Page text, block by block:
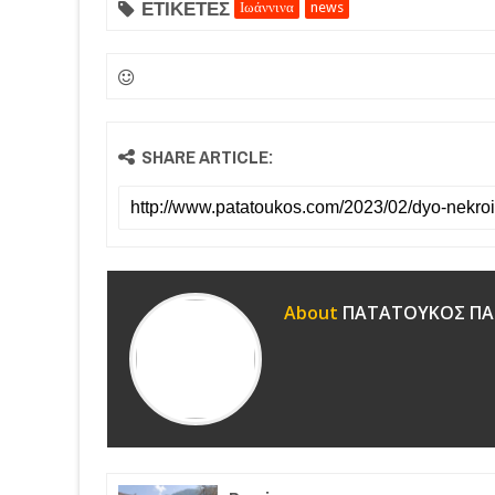
ΕΤΙΚΕΤΕΣ Ιωάννινα news
SHARE ARTICLE:
About ΠΑΤΑΤΟΥΚΟΣ